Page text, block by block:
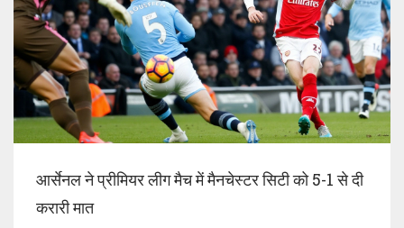
आर्सेनल ने प्रीमियर लीग मैच में मैनचेस्टर सिटी को 5-1 से दी
करारी मात